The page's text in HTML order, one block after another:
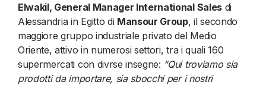
Elwakil, General Manager International Salesdi
Alessandria in Egitto di Mansour Group, il secondo
maggiore gruppo industriale privato del Medio
Oriente, attivo in numerosi settori, tra i quali 160
supermercati con divrse insegne: “Qui troviamo sia
prodotti da importare, sia sbocchi per i nostri